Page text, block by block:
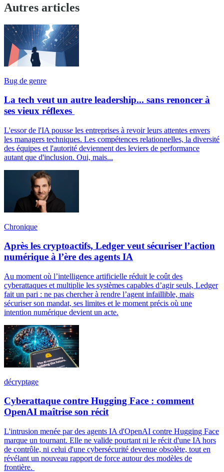
Autres articles
Bug de genre
La tech veut un autre leadership... sans renoncer à
ses vieux réflexes
L'essor de l'IA pousse les entreprises à revoir leurs attentes envers
les managers techniques. Les compétences relationnelles, la diversité
des équipes et l'autorité deviennent des leviers de performance
autant que d'inclusion. Oui, mais...
Chronique
Après les cryptoactifs, Ledger veut sécuriser l’action
numérique à l’ère des agents IA
Au moment où l’intelligence artificielle réduit le coût des
cyberattaques et multiplie les systèmes capables d’agir seuls, Ledger
fait un pari : ne pas chercher à rendre l’agent infaillible, mais
sécuriser son mandat, ses limites et le moment précis où une
intention numérique devient un acte.
décryptage
Cyberattaque contre Hugging Face : comment
OpenAI maîtrise son récit
L'intrusion menée par des agents IA d'OpenAI contre Hugging Face
marque un tournant. Elle ne valide pourtant ni le récit d'une IA hors
de contrôle, ni celui d'une cybersécurité devenue obsolète, tout en
révélant un nouveau rapport de force autour des modèles de
frontière.